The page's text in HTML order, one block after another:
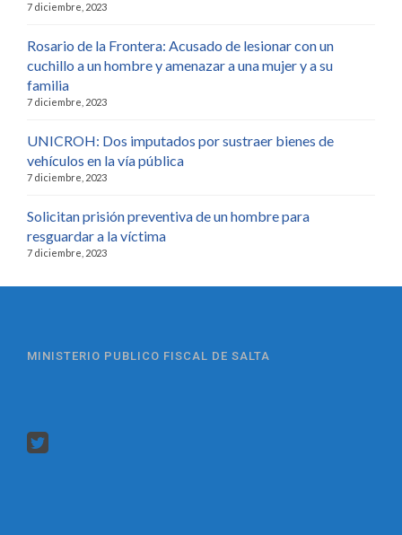
7 diciembre, 2023
Rosario de la Frontera: Acusado de lesionar con un
cuchillo a un hombre y amenazar a una mujer y a su
familia
7 diciembre, 2023
UNICROH: Dos imputados por sustraer bienes de
vehículos en la vía pública
7 diciembre, 2023
Solicitan prisión preventiva de un hombre para
resguardar a la víctima
7 diciembre, 2023
MINISTERIO PUBLICO FISCAL DE SALTA